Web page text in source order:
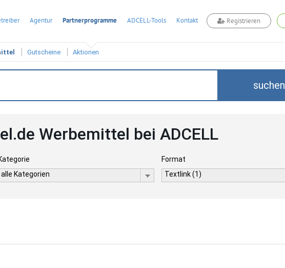
Agentur Partnerprogramme ADCELL-Tools Kontakt Registrieren
Gutscheine Aktionen
suchen
Werbemittel bei ADCELL
alle Kategorien
Format
Textlink (1)